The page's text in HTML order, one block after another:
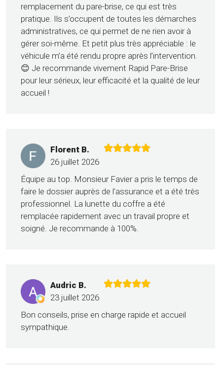
remplacement du pare-brise, ce qui est très
pratique. Ils s’occupent de toutes les démarches
administratives, ce qui permet de ne rien avoir à
gérer soi-même. Et petit plus très appréciable : le
véhicule m’a été rendu propre après l’intervention.
😊 Je recommande vivement Rapid Pare-Brise
pour leur sérieux, leur efficacité et la qualité de leur
accueil !
Florent B.
26 juillet 2026
Équipe au top. Monsieur Favier a pris le temps de
faire le dossier auprès de l'assurance et a été très
professionnel. La lunette du coffre a été
remplacée rapidement avec un travail propre et
soigné. Je recommande à 100%.
Audric B.
23 juillet 2026
Bon conseils, prise en charge rapide et accueil
sympathique.